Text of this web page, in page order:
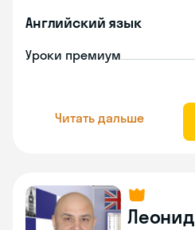
Английский язык
Уроки премиум
Читать дальше
Леонид